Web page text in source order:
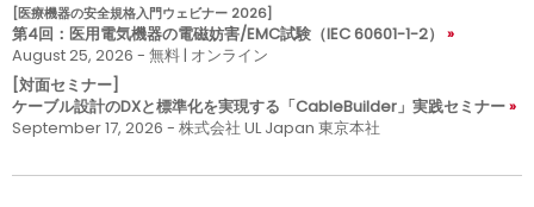
[医療機器の安全規格入門ウェビナー 2026]
第4回：医用電気機器の電磁妨害/EMC試験（IEC 60601-1-2）
August 25, 2026 - 無料 | オンライン
[対面セミナー]
ケーブル設計のDXと標準化を実現する「CableBuilder」実践セミナー
September 17, 2026 - 株式会社 UL Japan 東京本社